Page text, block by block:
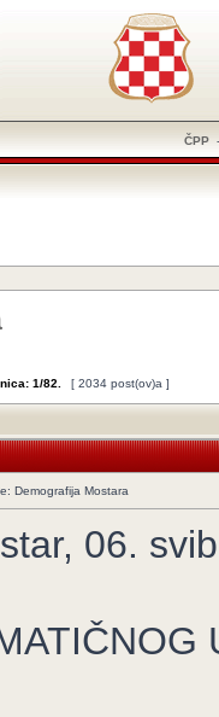
ČPP
1/82 [ 2034 post(ov)a ]
Demografija Mostara
06.